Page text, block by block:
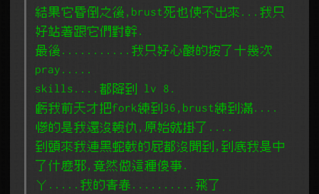
結果它昏倒之後,brust死也使不出來...我只
好站著跟它們對幹.
最後...........我只好心酸的按了十幾次
pray.....
skills....都降到 lv 8.
虧我前天才把fork練到36,brust練到滿....
慘的是我還沒報仇,原始就掛了....
到頭來我連黑蛇戟的屁都沒聞到,到底我是中
了什麼邪,竟然做這種傻事.
ㄚ.....我的青春..........飛了